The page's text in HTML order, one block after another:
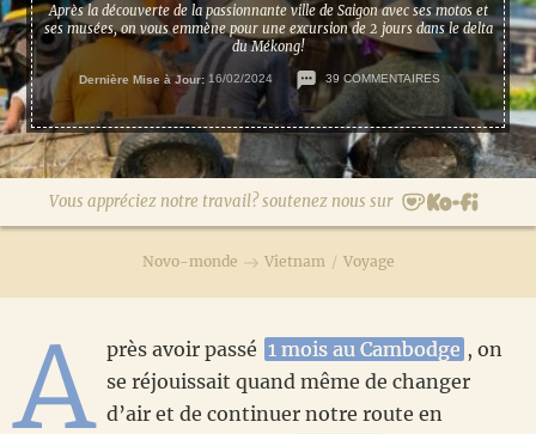
Vous appréciez notre travail? soutenez nous sur
Novo-monde Vietnam / Voyage
Après la découverte de la passionnante ville de Saigon avec ses motos et
ses musées, on vous emmène pour une excursion de 2 jours dans le delta
du Mékong!
Dernière Mise à Jour: 16/02/2024 39 COMMENTAIRES
A près avoir passé 1 mois au Cambodge , on
se réjouissait quand même de changer
d’air et de continuer notre route en